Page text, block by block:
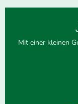
Mit einer kleinen